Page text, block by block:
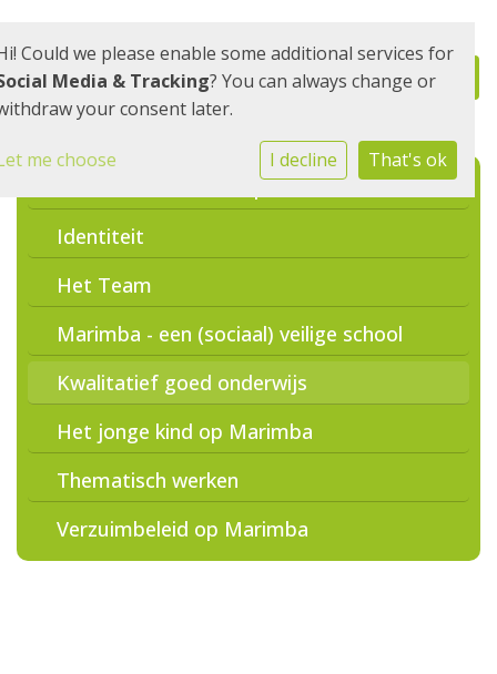
Missie/visie, ons kompas
Identiteit
Het Team
Marimba - een (sociaal) veilige school
Kwalitatief goed onderwijs
Het jonge kind op Marimba
Thematisch werken
Verzuimbeleid op Marimba
Could we please enable some additional services for
Media & Tracking? You can always change or
your consent later.
me choose I decline That's ok